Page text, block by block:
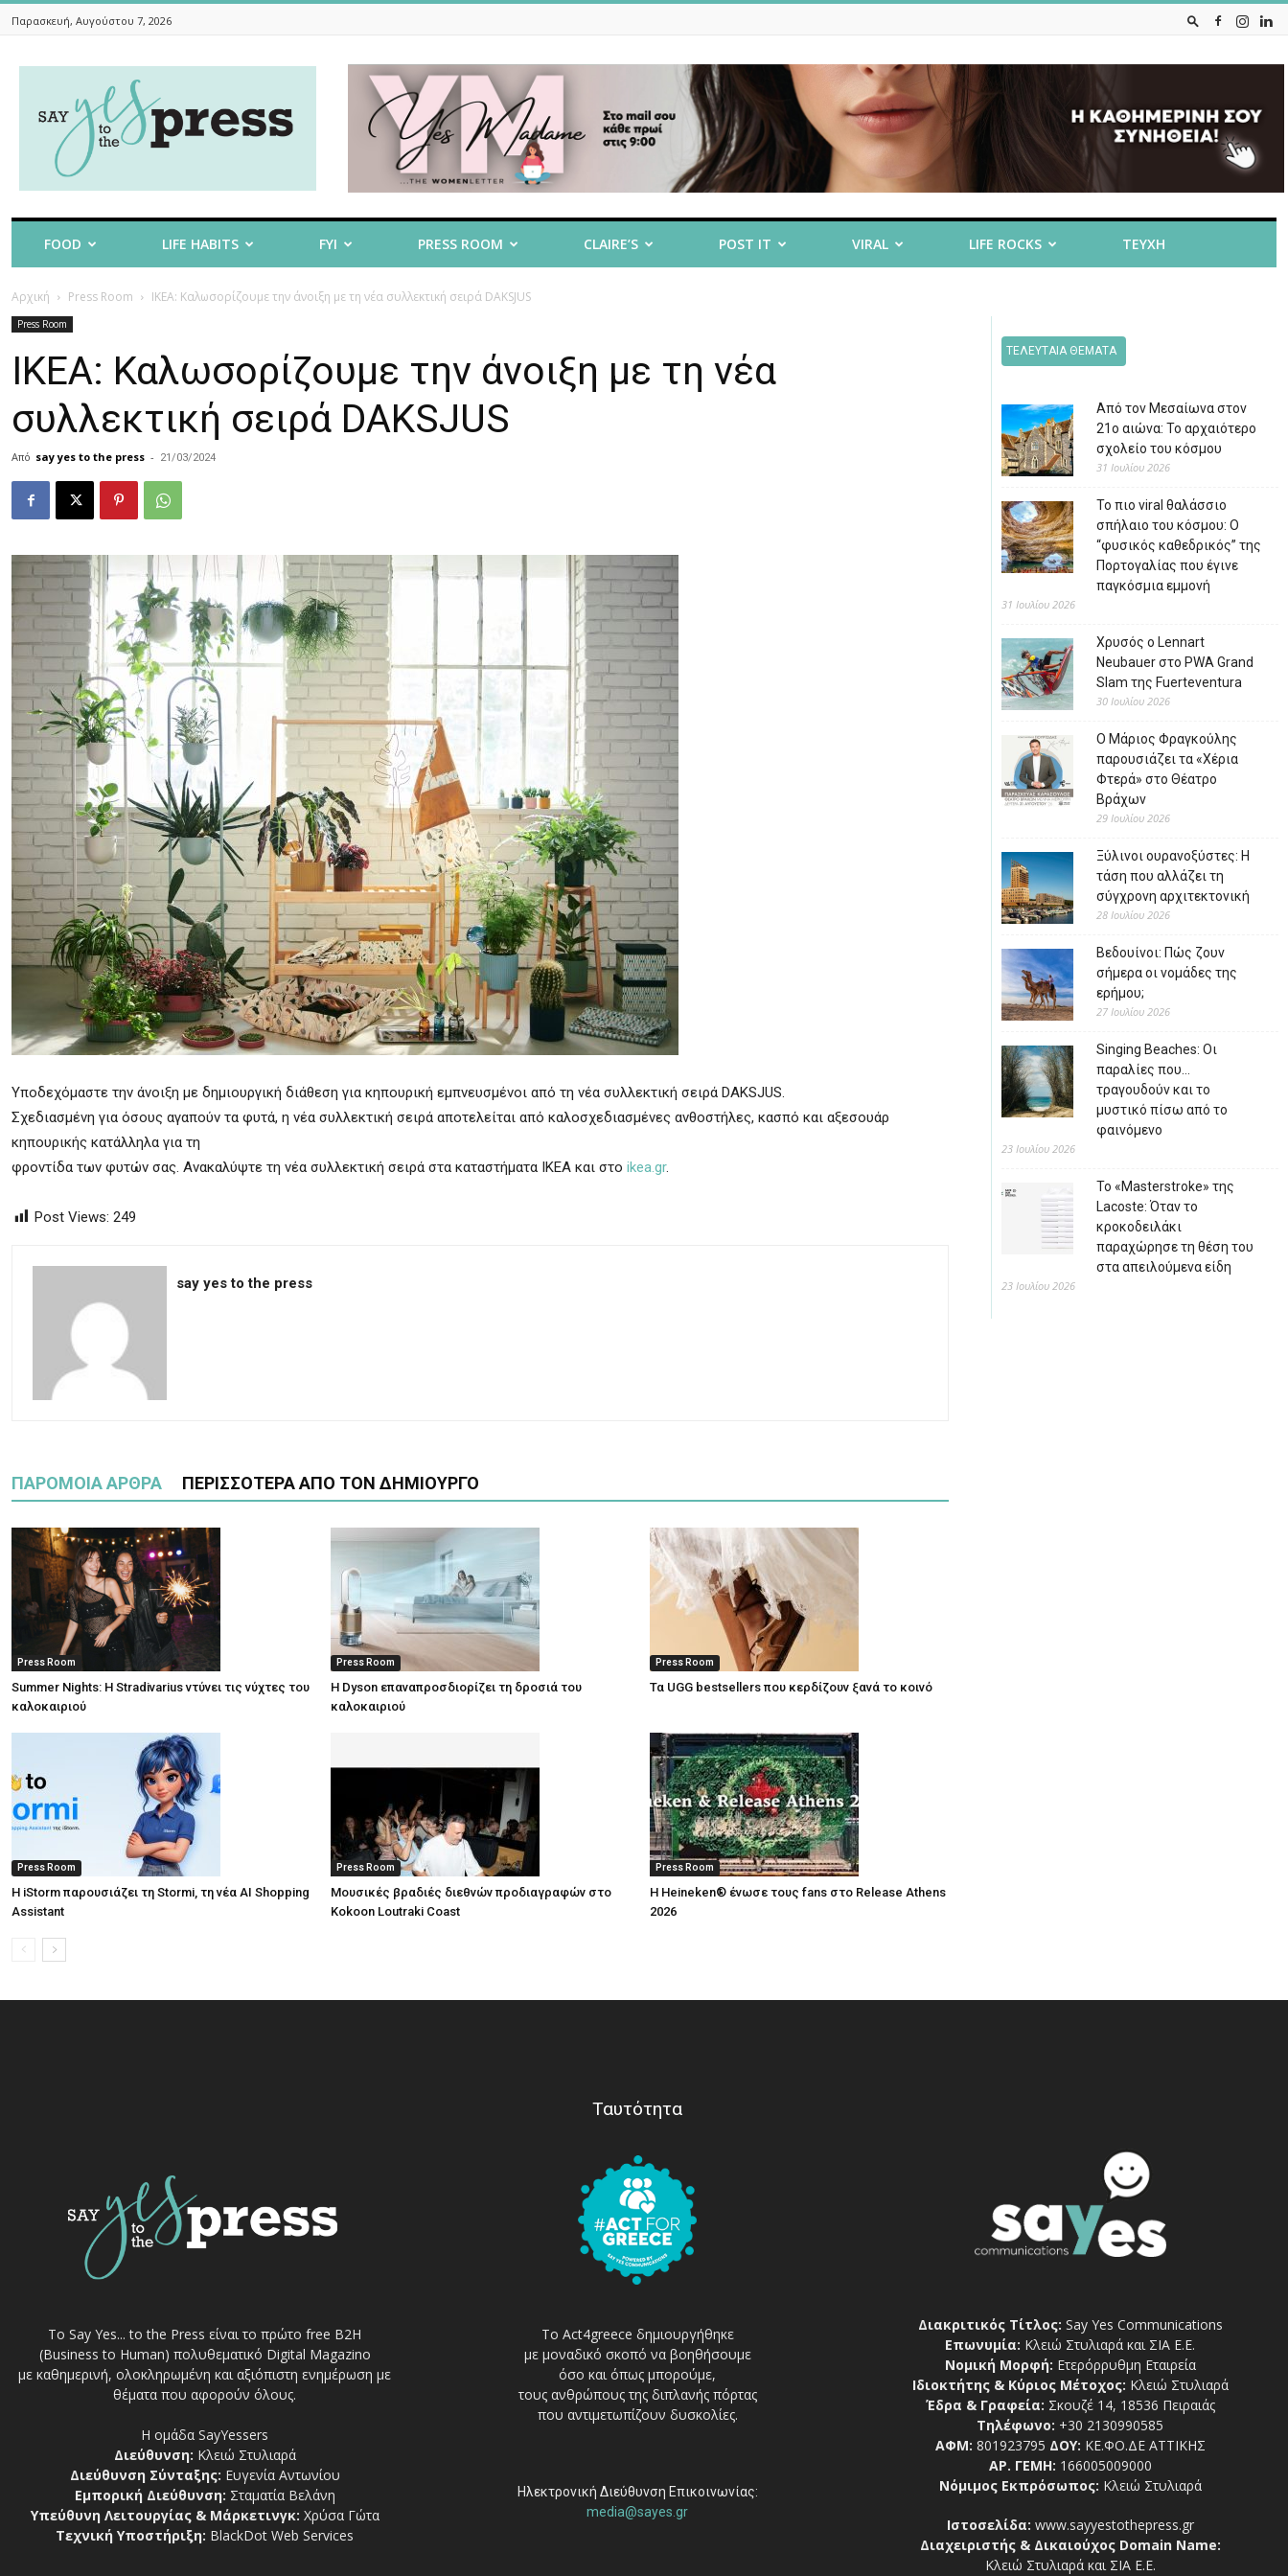
Παρασκευή, Αυγούστου 7, 2026
To
The
FOOD LIFE HABITS FYI PRESS ROOM CLAIRE’S POST IT VIRAL LIFE ROCKS ΤΕΥΧΗ
Αρχική Press Room ΙΚΕΑ: Καλωσορίζουμε την άνοιξη με τη νέα συλλεκτική σειρά DAKSJUS
Press Room
ΙΚΕΑ: Καλωσορίζουμε την άνοιξη με τη νέα
συλλεκτική σειρά DAKSJUS
Από say yes to the press - 21/03/2024
Υποδεχόμαστε την άνοιξη με δημιουργική διάθεση για κηπουρική εμπνευσμένοι από τη νέα συλλεκτική σειρά DAKSJUS.
Σχεδιασμένη για όσους αγαπούν τα φυτά, η νέα συλλεκτική σειρά αποτελείται από καλοσχεδιασμένες ανθοστήλες, κασπό και αξεσουάρ
κηπουρικής κατάλληλα για τη
φροντίδα των φυτών σας. Ανακαλύψτε τη νέα συλλεκτική σειρά στα καταστήματα ΙΚΕΑ και στο ikea.gr.
Post Views: 249
say yes to the press
ΠΑΡΟΜΟΙΑ ΑΡΘΡΑ ΠΕΡΙΣΣΟΤΕΡΑ ΑΠΟ ΤΟΝ ΔΗΜΙΟΥΡΓΟ
Press Room
Summer Nights: Η Stradivarius ντύνει τις νύχτες του
καλοκαιριού
Press Room
Η Dyson επαναπροσδιορίζει τη δροσιά του
καλοκαιριού
Press Room
Τα UGG bestsellers που κερδίζουν ξανά το κοινό
Press Room
Η iStorm παρουσιάζει τη Stormi, τη νέα AI Shopping
Assistant
Press Room
Μουσικές βραδιές διεθνών προδιαγραφών στο
Kokoon Loutraki Coast
Press Room
Η Heineken® ένωσε τους fans στο Release Athens
2026
ΤΕΛΕΥΤΑΙΑ ΘΕΜΑΤΑ
Από τον Μεσαίωνα στον
21ο αιώνα: Το αρχαιότερο
σχολείο του κόσμου
31 Ιουλίου 2026
Το πιο viral θαλάσσιο
σπήλαιο του κόσμου: Ο
“φυσικός καθεδρικός” της
Πορτογαλίας που έγινε
παγκόσμια εμμονή
31 Ιουλίου 2026
Χρυσός ο Lennart
Neubauer στο PWA Grand
Slam της Fuerteventura
30 Ιουλίου 2026
Ο Μάριος Φραγκούλης
παρουσιάζει τα «Χέρια
Φτερά» στο Θέατρο
Βράχων
29 Ιουλίου 2026
Ξύλινοι ουρανοξύστες: Η
τάση που αλλάζει τη
σύγχρονη αρχιτεκτονική
28 Ιουλίου 2026
Βεδουίνοι: Πώς ζουν
σήμερα οι νομάδες της
ερήμου;
27 Ιουλίου 2026
Singing Beaches: Οι
παραλίες που…
τραγουδούν και το
μυστικό πίσω από το
φαινόμενο
23 Ιουλίου 2026
Το «Masterstroke» της
Lacoste: Όταν το
κροκοδειλάκι
παραχώρησε τη θέση του
στα απειλούμενα είδη
23 Ιουλίου 2026
Το Say Yes... to the Press είναι το πρώτο free Β2Η
(Business to Human) πολυθεματικό Digital Magazino
με καθημερινή, ολοκληρωμένη και αξιόπιστη ενημέρωση με
θέματα που αφορούν όλους.
Η ομάδα SayYessers
Διεύθυνση: Κλειώ Στυλιαρά
Διεύθυνση Σύνταξης: Ευγενία Αντωνίου
Εμπορική Διεύθυνση: Σταματία Βελάνη
Υπεύθυνη Λειτουργίας & Μάρκετινγκ: Χρύσα Γώτα
Τεχνική Υποστήριξη: BlackDot Web Services
Ταυτότητα
Το Act4greece δημιουργήθηκε
με μοναδικό σκοπό να βοηθήσουμε
όσο και όπως μπορούμε,
τους ανθρώπους της διπλανής πόρτας
που αντιμετωπίζουν δυσκολίες.
Ηλεκτρονική Διεύθυνση Επικοινωνίας:
media@sayes.gr
Διακριτικός Τίτλος: Say Yes Communications
Επωνυμία: Κλειώ Στυλιαρά και ΣΙΑ Ε.Ε.
Νομική Μορφή: Ετερόρρυθμη Εταιρεία
Ιδιοκτήτης & Κύριος Μέτοχος: Κλειώ Στυλιαρά
Έδρα & Γραφεία: Σκουζέ 14, 18536 Πειραιάς
Τηλέφωνο: +30 2130990585
ΑΦΜ: 801923795 ΔΟΥ: ΚΕ.ΦΟ.ΔΕ ΑΤΤΙΚΗΣ
ΑΡ. ΓΕΜΗ: 166005009000
Νόμιμος Εκπρόσωπος: Κλειώ Στυλιαρά
Ιστοσελίδα: www.sayyestothepress.gr
Διαχειριστής & Δικαιούχος Domain Name:
Κλειώ Στυλιαρά και ΣΙΑ Ε.Ε.